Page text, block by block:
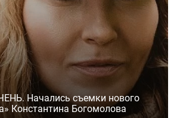
Начались съемки нового
Константина Богомолова